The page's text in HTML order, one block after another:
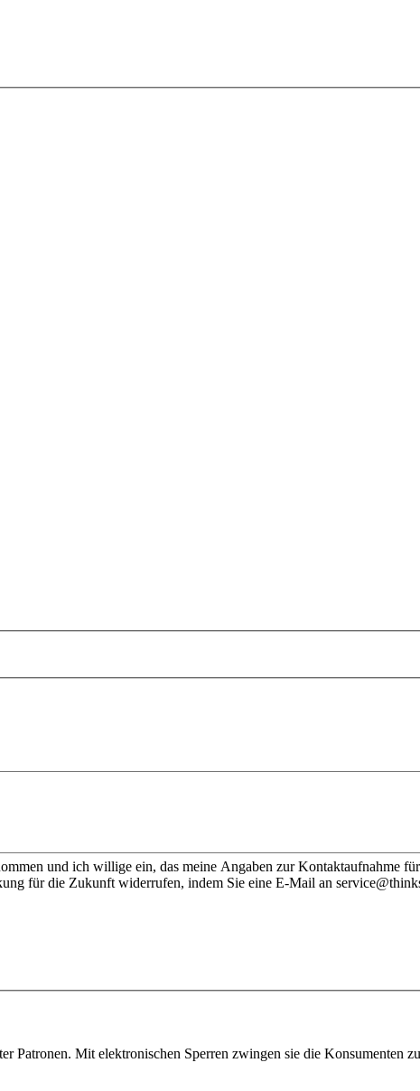
und ich willige ein, das meine Angaben zur Kontaktaufnahme
für die Zukunft widerrufen, indem Sie eine E-Mail an
Patronen. Mit elektronischen Sperren zwingen sie die Konsumenten